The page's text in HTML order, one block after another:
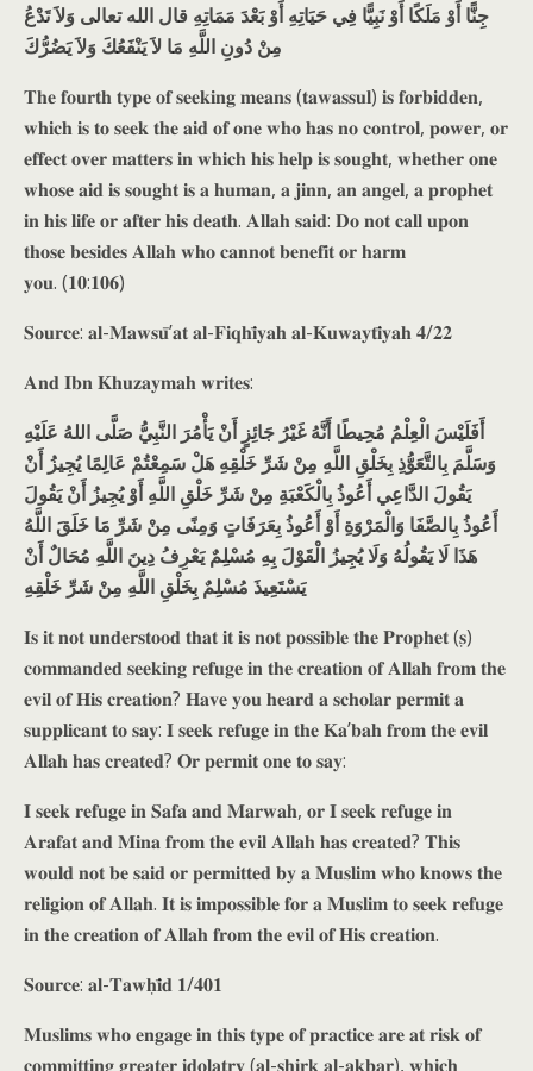
جِنًّا أَوْ مَلَكًا أَوْ نَبِيًّا فِي حَيَاتِهِ أَوْ بَعْدَ مَمَاتِهِ قال الله تعالى وَلاَ تَدْعُ
مِنْ دُونِ اللَّهِ مَا لاَ يَنْفَعُكَ وَلاَ يَضُرُّكَ
𝐓𝐡𝐞 𝐟𝐨𝐮𝐫𝐭𝐡 𝐭𝐲𝐩𝐞 𝐨𝐟 𝐬𝐞𝐞𝐤𝐢𝐧𝐠 𝐦𝐞𝐚𝐧𝐬 (𝐭𝐚𝐰𝐚𝐬𝐬𝐮𝐥) 𝐢𝐬 𝐟𝐨𝐫𝐛𝐢𝐝𝐝𝐞𝐧,
𝐰𝐡𝐢𝐜𝐡 𝐢𝐬 𝐭𝐨 𝐬𝐞𝐞𝐤 𝐭𝐡𝐞 𝐚𝐢𝐝 𝐨𝐟 𝐨𝐧𝐞 𝐰𝐡𝐨 𝐡𝐚𝐬 𝐧𝐨 𝐜𝐨𝐧𝐭𝐫𝐨𝐥, 𝐩𝐨𝐰𝐞𝐫, 𝐨𝐫
𝐞𝐟𝐟𝐞𝐜𝐭 𝐨𝐯𝐞𝐫 𝐦𝐚𝐭𝐭𝐞𝐫𝐬 𝐢𝐧 𝐰𝐡𝐢𝐜𝐡 𝐡𝐢𝐬 𝐡𝐞𝐥𝐩 𝐢𝐬 𝐬𝐨𝐮𝐠𝐡𝐭, 𝐰𝐡𝐞𝐭𝐡𝐞𝐫 𝐨𝐧𝐞
𝐰𝐡𝐨𝐬𝐞 𝐚𝐢𝐝 𝐢𝐬 𝐬𝐨𝐮𝐠𝐡𝐭 𝐢𝐬 𝐚 𝐡𝐮𝐦𝐚𝐧, 𝐚 𝐣𝐢𝐧𝐧, 𝐚𝐧 𝐚𝐧𝐠𝐞𝐥, 𝐚 𝐩𝐫𝐨𝐩𝐡𝐞𝐭
𝐢𝐧 𝐡𝐢𝐬 𝐥𝐢𝐟𝐞 𝐨𝐫 𝐚𝐟𝐭𝐞𝐫 𝐡𝐢𝐬 𝐝𝐞𝐚𝐭𝐡. 𝐀𝐥𝐥𝐚𝐡 𝐬𝐚𝐢𝐝: 𝐃𝐨 𝐧𝐨𝐭 𝐜𝐚𝐥𝐥 𝐮𝐩𝐨𝐧
𝐭𝐡𝐨𝐬𝐞 𝐛𝐞𝐬𝐢𝐝𝐞𝐬 𝐀𝐥𝐥𝐚𝐡 𝐰𝐡𝐨 𝐜𝐚𝐧𝐧𝐨𝐭 𝐛𝐞𝐧𝐞𝐟𝐢𝐭 𝐨𝐫 𝐡𝐚𝐫𝐦
𝐲𝐨𝐮. (𝟏𝟎:𝟏𝟎𝟔)
𝐒𝐨𝐮𝐫𝐜𝐞: 𝐚𝐥-𝐌𝐚𝐰𝐬𝐮̄’𝐚𝐭 𝐚𝐥-𝐅𝐢𝐪𝐡𝐢̄𝐲𝐚𝐡 𝐚𝐥-𝐊𝐮𝐰𝐚𝐲𝐭𝐢̄𝐲𝐚𝐡 𝟒/𝟐𝟐
𝐀𝐧𝐝 𝐈𝐛𝐧 𝐊𝐡𝐮𝐳𝐚𝐲𝐦𝐚𝐡 𝐰𝐫𝐢𝐭𝐞𝐬:
أَفَلَيْسَ الْعِلْمُ مُحِيطًا أَنَّهُ غَيْرُ جَائِزٍ أَنْ يَأْمُرَ النَّبِيُّ صَلَّى اللهُ عَلَيْهِ
وَسَلَّمَ بِالتَّعَوُّذِ بِخَلْقِ اللَّهِ مِنْ شَرِّ خَلْقِهِ هَلْ سَمِعْتُمْ عَالِمًا يُجِيزُ أَنْ
يَقُولَ الدَّاعِي أَعُوذُ بِالْكَعْبَةِ مِنْ شَرِّ خَلْقِ اللَّهِ أَوْ يُجِيزُ أَنْ يَقُولَ
أَعُوذُ بِالصَّفَا وَالْمَرْوَةِ أَوْ أَعُوذُ بِعَرَفَاتٍ وَمِنًى مِنْ شَرِّ مَا خَلَقَ اللَّهُ
هَذَا لَا يَقُولُهُ وَلَا يُجِيزُ الْقَوْلَ بِهِ مُسْلِمٌ يَعْرِفُ دِينَ اللَّهِ مُحَالٌ أَنْ
يَسْتَعِيذَ مُسْلِمٌ بِخَلْقِ اللَّهِ مِنْ شَرِّ خَلْقِهِ
𝐈𝐬 𝐢𝐭 𝐧𝐨𝐭 𝐮𝐧𝐝𝐞𝐫𝐬𝐭𝐨𝐨𝐝 𝐭𝐡𝐚𝐭 𝐢𝐭 𝐢𝐬 𝐧𝐨𝐭 𝐩𝐨𝐬𝐬𝐢𝐛𝐥𝐞 𝐭𝐡𝐞 𝐏𝐫𝐨𝐩𝐡𝐞𝐭 (𝐬̣)
𝐜𝐨𝐦𝐦𝐚𝐧𝐝𝐞𝐝 𝐬𝐞𝐞𝐤𝐢𝐧𝐠 𝐫𝐞𝐟𝐮𝐠𝐞 𝐢𝐧 𝐭𝐡𝐞 𝐜𝐫𝐞𝐚𝐭𝐢𝐨𝐧 𝐨𝐟 𝐀𝐥𝐥𝐚𝐡 𝐟𝐫𝐨𝐦 𝐭𝐡𝐞
𝐞𝐯𝐢𝐥 𝐨𝐟 𝐇𝐢𝐬 𝐜𝐫𝐞𝐚𝐭𝐢𝐨𝐧? 𝐇𝐚𝐯𝐞 𝐲𝐨𝐮 𝐡𝐞𝐚𝐫𝐝 𝐚 𝐬𝐜𝐡𝐨𝐥𝐚𝐫 𝐩𝐞𝐫𝐦𝐢𝐭 𝐚
𝐬𝐮𝐩𝐩𝐥𝐢𝐜𝐚𝐧𝐭 𝐭𝐨 𝐬𝐚𝐲: 𝐈 𝐬𝐞𝐞𝐤 𝐫𝐞𝐟𝐮𝐠𝐞 𝐢𝐧 𝐭𝐡𝐞 𝐊𝐚’𝐛𝐚𝐡 𝐟𝐫𝐨𝐦 𝐭𝐡𝐞 𝐞𝐯𝐢𝐥
𝐀𝐥𝐥𝐚𝐡 𝐡𝐚𝐬 𝐜𝐫𝐞𝐚𝐭𝐞𝐝? 𝐎𝐫 𝐩𝐞𝐫𝐦𝐢𝐭 𝐨𝐧𝐞 𝐭𝐨 𝐬𝐚𝐲:
𝐈 𝐬𝐞𝐞𝐤 𝐫𝐞𝐟𝐮𝐠𝐞 𝐢𝐧 𝐒𝐚𝐟𝐚 𝐚𝐧𝐝 𝐌𝐚𝐫𝐰𝐚𝐡, 𝐨𝐫 𝐈 𝐬𝐞𝐞𝐤 𝐫𝐞𝐟𝐮𝐠𝐞 𝐢𝐧
𝐀𝐫𝐚𝐟𝐚𝐭 𝐚𝐧𝐝 𝐌𝐢𝐧𝐚 𝐟𝐫𝐨𝐦 𝐭𝐡𝐞 𝐞𝐯𝐢𝐥 𝐀𝐥𝐥𝐚𝐡 𝐡𝐚𝐬 𝐜𝐫𝐞𝐚𝐭𝐞𝐝? 𝐓𝐡𝐢𝐬
𝐰𝐨𝐮𝐥𝐝 𝐧𝐨𝐭 𝐛𝐞 𝐬𝐚𝐢𝐝 𝐨𝐫 𝐩𝐞𝐫𝐦𝐢𝐭𝐭𝐞𝐝 𝐛𝐲 𝐚 𝐌𝐮𝐬𝐥𝐢𝐦 𝐰𝐡𝐨 𝐤𝐧𝐨𝐰𝐬 𝐭𝐡𝐞
𝐫𝐞𝐥𝐢𝐠𝐢𝐨𝐧 𝐨𝐟 𝐀𝐥𝐥𝐚𝐡. 𝐈𝐭 𝐢𝐬 𝐢𝐦𝐩𝐨𝐬𝐬𝐢𝐛𝐥𝐞 𝐟𝐨𝐫 𝐚 𝐌𝐮𝐬𝐥𝐢𝐦 𝐭𝐨 𝐬𝐞𝐞𝐤 𝐫𝐞𝐟𝐮𝐠𝐞
𝐢𝐧 𝐭𝐡𝐞 𝐜𝐫𝐞𝐚𝐭𝐢𝐨𝐧 𝐨𝐟 𝐀𝐥𝐥𝐚𝐡 𝐟𝐫𝐨𝐦 𝐭𝐡𝐞 𝐞𝐯𝐢𝐥 𝐨𝐟 𝐇𝐢𝐬 𝐜𝐫𝐞𝐚𝐭𝐢𝐨𝐧.
𝐒𝐨𝐮𝐫𝐜𝐞: 𝐚𝐥-𝐓𝐚𝐰𝐡̣𝐢̄𝐝 𝟏/𝟒𝟎𝟏
𝐌𝐮𝐬𝐥𝐢𝐦𝐬 𝐰𝐡𝐨 𝐞𝐧𝐠𝐚𝐠𝐞 𝐢𝐧 𝐭𝐡𝐢𝐬 𝐭𝐲𝐩𝐞 𝐨𝐟 𝐩𝐫𝐚𝐜𝐭𝐢𝐜𝐞 𝐚𝐫𝐞 𝐚𝐭 𝐫𝐢𝐬𝐤 𝐨𝐟
𝐜𝐨𝐦𝐦𝐢𝐭𝐭𝐢𝐧𝐠 𝐠𝐫𝐞𝐚𝐭𝐞𝐫 𝐢𝐝𝐨𝐥𝐚𝐭𝐫𝐲 (𝐚𝐥-𝐬𝐡𝐢𝐫𝐤 𝐚𝐥-𝐚𝐤𝐛𝐚𝐫), 𝐰𝐡𝐢𝐜𝐡